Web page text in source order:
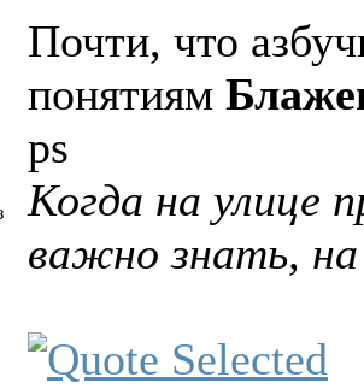
Почти, что
понятиям
ps
Когда на улице
важно знать, на